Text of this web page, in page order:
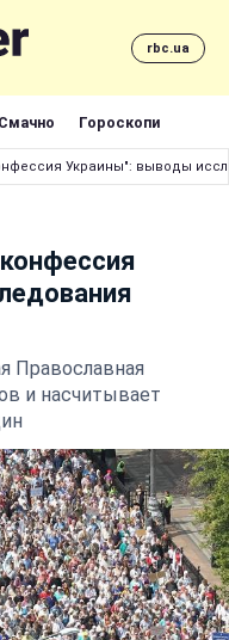
rbc.ua
Смачно Гороскопи
Украины": выводы
Православная
и насчитывает